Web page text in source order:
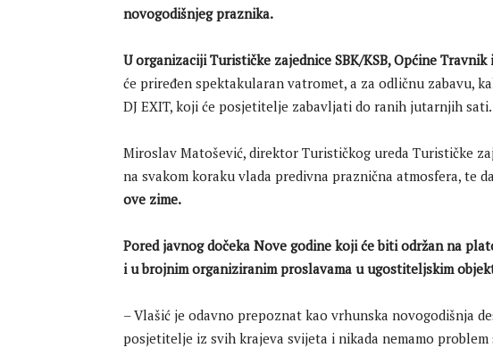
novogodišnjeg praznika.
U organizaciji Turističke zajednice SBK/KSB, Općine
će priređen spektakularan vatromet, a za odličnu zabavu,
DJ EXIT, koji će posjetitelje zabavljati do ranih jutarnjih sati.
Miroslav Matošević, direktor Turističkog ureda Turističke
na svakom koraku vlada predivna praznična atmosfera, te
ove zime.
Pored javnog dočeka Nove godine koji će biti održan na
i u brojnim organiziranim proslavama u ugostiteljskim
– Vlašić je odavno prepoznat kao vrhunska novogodišnja
posjetitelje iz svih krajeva svijeta i nikada nemamo